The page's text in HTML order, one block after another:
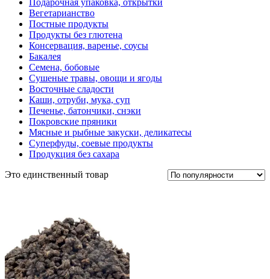
Вегетарианство
Постные продукты
Продукты без глютена
Консервация, варенье, соусы
Бакалея
Семена, бобовые
Сушеные травы, овощи и ягоды
Восточные сладости
Каши, отруби, мука, суп
Печенье, батончики, снэки
Покровские пряники
Мясные и рыбные закуски, деликатесы
Суперфуды, соевые продукты
Продукция без сахара
Это единственный товар